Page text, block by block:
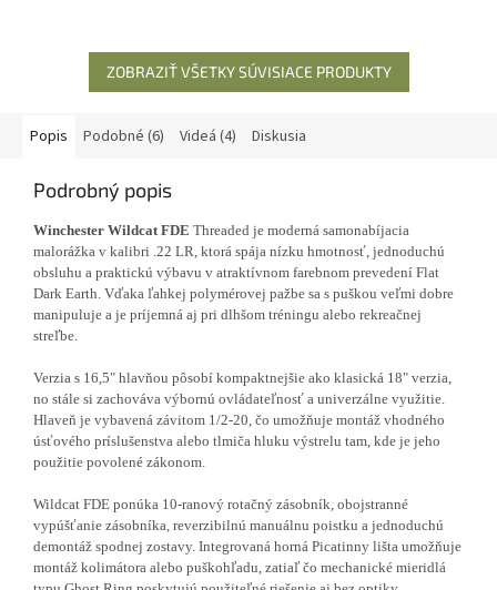
Type-A a je...
ZOBRAZIŤ VŠETKY SÚVISIACE PRODUKTY
Popis Podobné (6) Videá (4) Diskusia
Podrobný popis
Winchester Wildcat FDE Threaded je moderná samonabíjacia
malorážka v kalibri .22 LR, ktorá spája nízku hmotnosť, jednoduchú
obsluhu a praktickú výbavu v atraktívnom farebnom prevedení Flat
Dark Earth. Vďaka ľahkej polymérovej pažbe sa s puškou veľmi dobre
manipuluje a je príjemná aj pri dlhšom tréningu alebo rekreačnej
streľbe.
Verzia s 16,5" hlavňou pôsobí kompaktnejšie ako klasická 18" verzia,
no stále si zachováva výbornú ovládateľnosť a univerzálne využitie.
Hlaveň je vybavená závitom 1/2-20, čo umožňuje montáž vhodného
úsťového príslušenstva alebo tlmiča hluku výstrelu tam, kde je jeho
použitie povolené zákonom.
Wildcat FDE ponúka 10-ranový rotačný zásobník, obojstranné
vypúšťanie zásobníka, reverzibilnú manuálnu poistku a jednoduchú
demontáž spodnej zostavy. Integrovaná horná Picatinny lišta umožňuje
montáž kolimátora alebo puškohľadu, zatiaľ čo mechanické mieridlá